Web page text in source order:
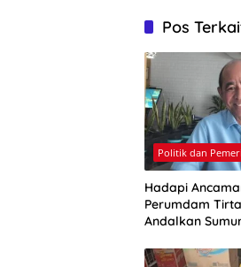
Pos
Politik dan
Hadapi
Perumdam
Andalkan